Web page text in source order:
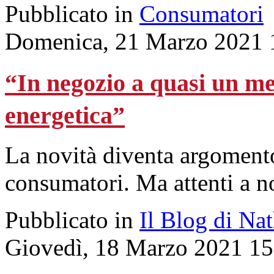
Pubblicato in Consumatori
Domenica, 21 Marzo 2021
“In negozio a quasi un
energetica”
La novità diventa
consumatori. Ma attenti a
Pubblicato in Il Blog di
Giovedì, 18 Marzo 2021